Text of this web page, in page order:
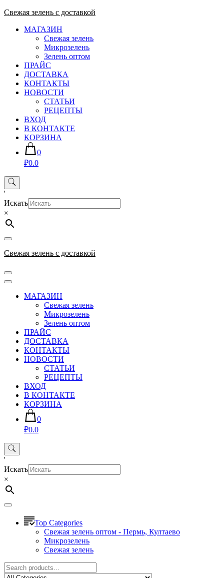
Skip
content
Свежая зелень с доставкой
МАГАЗИН
Свежая зелень
Микрозелень
Зелень оптом
ПРАЙС
ДОСТАВКА
КОНТАКТЫ
НОВОСТИ
СТАТЬИ
РЕЦЕПТЫ
ВХОД
В КОНТАКТЕ
КОРЗИНА
0
₽0.0
'
Искать
×
Свежая зелень с доставкой
МАГАЗИН
Свежая зелень
Микрозелень
Зелень оптом
ПРАЙС
ДОСТАВКА
КОНТАКТЫ
НОВОСТИ
СТАТЬИ
РЕЦЕПТЫ
ВХОД
В КОНТАКТЕ
КОРЗИНА
0
₽0.0
'
Искать
×
Top Categories
Свежая зелень оптом - Пермь, Култаево
Микрозелень
Свежая зелень